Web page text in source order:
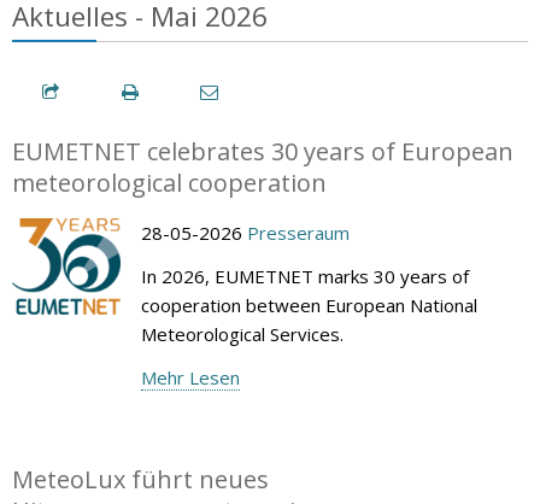
Aktuelles - Mai 2026
EUMETNET celebrates 30 years of European
meteorological cooperation
28-05-2026 Presseraum
In 2026, EUMETNET marks 30 years of
cooperation between European National
Meteorological Services.
Mehr Lesen
MeteoLux führt neues